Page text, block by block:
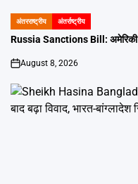
POSTED
IN
अंतरराष्ट्रीय अंतर्राष्ट्रीय
Russia Sanctions Bill: अमेरिकी
on
August 8, 2026